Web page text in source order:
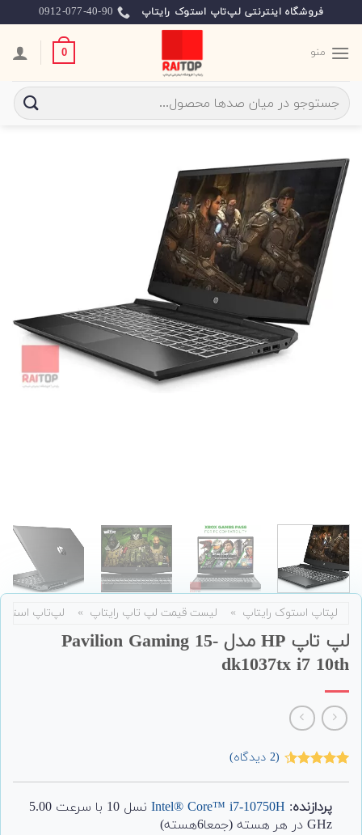
to
content
فروشگاه اینترنتی لپ‌تاپ استوک رایتاپ 0912-077-40-90
منو 0
جستجو
برای:
لپتاپ استوک رایتاپ » لیست قیمت لپ تاپ رایتاپ » لپ‌تاپ
لپ تاپ HP مدل Pavilion Gaming 15-
dk1037tx i7 10th
مشتری
(
2دیدگاه)
پردازنده:
Intel® Core™ i7-10750H
نسل 10 با سرعت 5.00
GHz در هر هسته (جمعا6هسته)